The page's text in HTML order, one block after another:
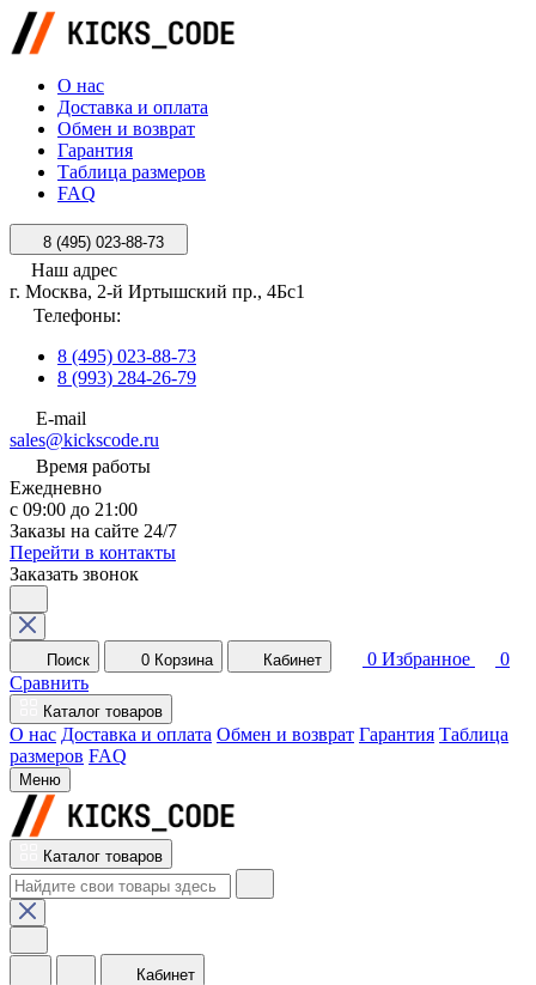
О нас
Доставка и оплата
Обмен и возврат
Гарантия
Таблица размеров
FAQ
8 (495) 023-88-73
Наш адрес
г. Москва, 2-й Иртышский пр., 4Бс1
Телефоны:
8 (495) 023-88-73
8 (993) 284-26-79
E-mail
sales@kickscode.ru
Время работы
Ежедневно
с 09:00 до 21:00
Заказы на сайте 24/7
Перейти в контакты
Заказать звонок
Поиск 0 Корзина Кабинет 0 Избранное
0
Сравнить
Каталог товаров
О нас Доставка и оплата Обмен и возврат Гарантия Таблица
размеров FAQ
Меню
Каталог товаров
Кабинет